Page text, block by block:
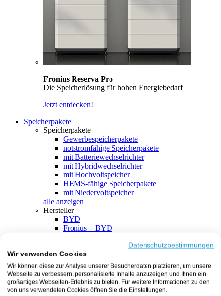
Fronius Reserva Pro
Die Speicherlösung für hohen Energiebedarf
Jetzt entdecken!
Speicherpakete
Speicherpakete
Gewerbespeicherpakete
notstromfähige Speicherpakete
mit Batteriewechselrichter
mit Hybridwechselrichter
mit Hochvoltspeicher
HEMS-fähige Speicherpakete
mit Niedervoltspeicher
alle anzeigen
Hersteller
BYD
Fronius + BYD
SMA + BYD
EcoFlow
EcoFlow + EcoFlow
FENECON
FENECON + FENECON
Datenschutzbestimmungen
Wir verwenden Cookies
Wir können diese zur Analyse unserer Besucherdaten platzieren, um unsere
Webseite zu verbessern, personalisierte Inhalte anzuzeigen und Ihnen ein
großartiges Webseiten-Erlebnis zu bieten. Für weitere Informationen zu den
von uns verwendeten Cookies öffnen Sie die Einstellungen.